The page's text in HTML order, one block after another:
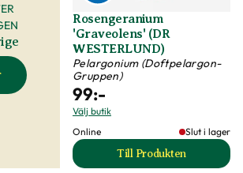
Rosengeranium
'Graveolens' (DR
WESTERLUND)
Pelargonium (Doftpelargon-
Gruppen)
99:-
Välj butik
Online
Slut i lager
Till Produkten
till